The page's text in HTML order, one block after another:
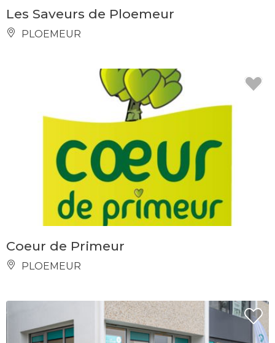
Les Saveurs de Ploemeur
PLOEMEUR
Coeur de Primeur
PLOEMEUR